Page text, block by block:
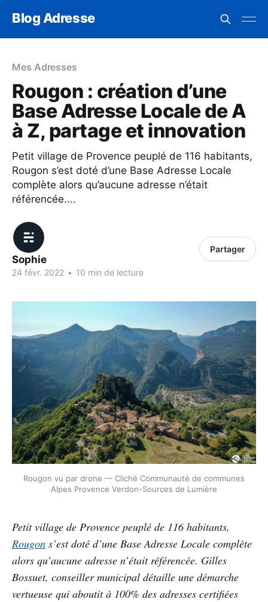
Blog Adresse
Mes Adresses
Rougon : création d’une
Base Adresse Locale de A
à Z, partage et innovation
Petit village de Provence peuplé de 116 habitants,
Rougon s’est doté d’une Base Adresse Locale
complète alors qu’aucune adresse n’était
référencée....
Sophie
24 févr. 2022 • 10 min de lecture
Partager
Rougon vu par drone — Cliché Communauté de communes
Alpes Provence Verdon-Sources de Lumière
Petit village de Provence peuplé de 116 habitants,
Rougon s’est doté d’une Base Adresse Locale complète
alors qu’aucune adresse n’était référencée. Gilles
Bossuet, conseiller municipal détaille une démarche
vertueuse qui aboutit à 100% des adresses certifiées